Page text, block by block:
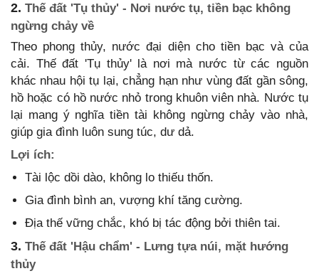
2. Thế đất 'Tụ thủy' - Nơi nước tụ, tiền bạc không
ngừng chảy về
Theo phong thủy, nước đại diện cho tiền bạc và của
cải. Thế đất 'Tụ thủy' là nơi mà nước từ các nguồn
khác nhau hội tụ lại, chẳng hạn như vùng đất gần sông,
hồ hoặc có hồ nước nhỏ trong khuôn viên nhà. Nước tụ
lại mang ý nghĩa tiền tài không ngừng chảy vào nhà,
giúp gia đình luôn sung túc, dư dả.
Lợi ích:
Tài lộc dồi dào, không lo thiếu thốn.
Gia đình bình an, vượng khí tăng cường.
Địa thế vững chắc, khó bị tác động bởi thiên tai.
3. Thế đất 'Hậu chẩm' - Lưng tựa núi, mặt hướng
thủy